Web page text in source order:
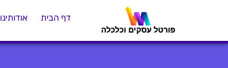
דף הבית אודותינו